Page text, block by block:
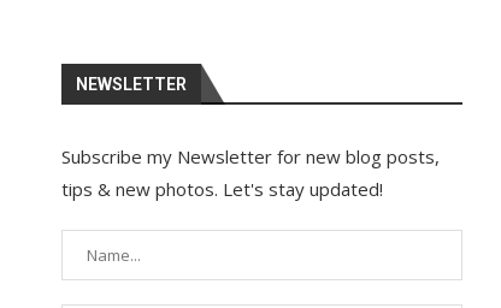
NEWSLETTER
Subscribe my Newsletter for new blog posts,
tips & new photos. Let's stay updated!